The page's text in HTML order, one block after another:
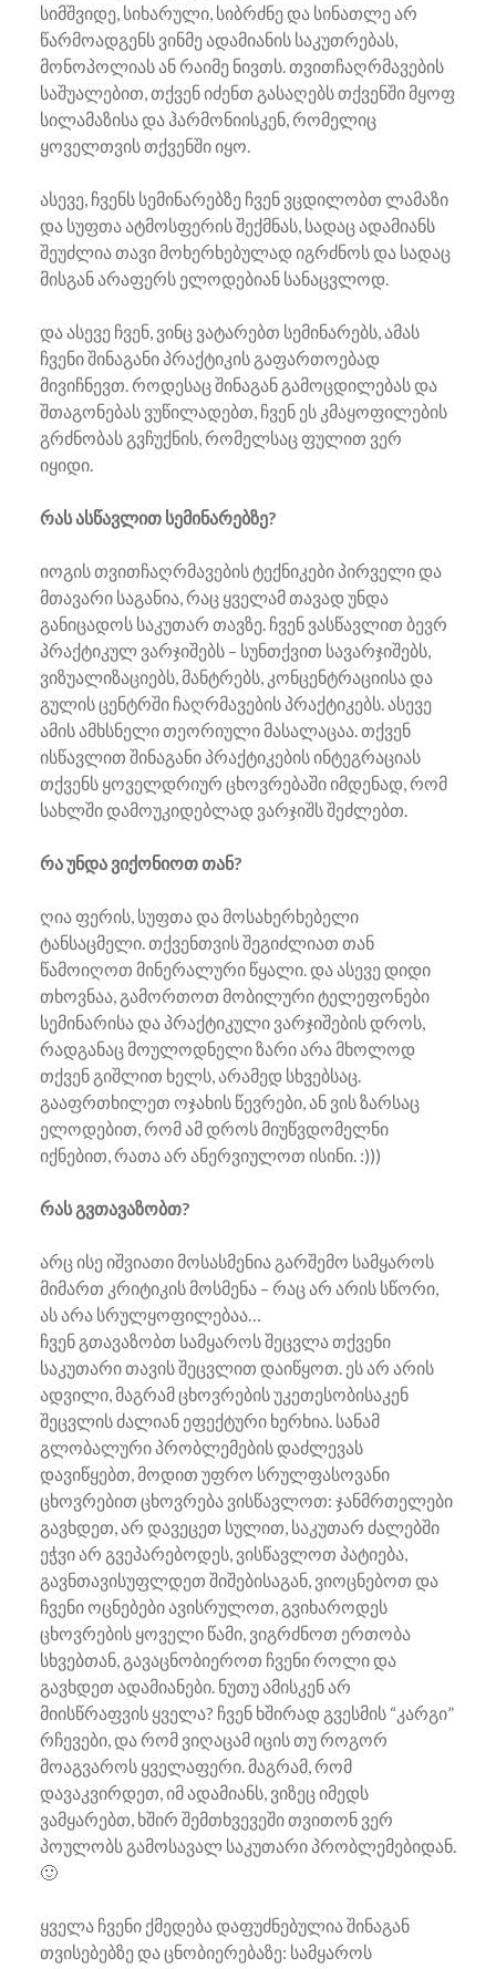
სიმშვიდე, სიხარული, სიბრძნე და სინათლე არ
წარმოადგენს ვინმე ადამიანის საკუთრებას,
მონოპოლიას ან რაიმე ნივთს. თვითჩაღრმავების
საშუალებით, თქვენ იძენთ გასაღებს თქვენში მყოფ
სილამაზისა და ჰარმონიისკენ, რომელიც
ყოველთვის თქვენში იყო.
ასევე, ჩვენს სემინარებზე ჩვენ ვცდილობთ ლამაზი
და სუფთა ატმოსფერის შექმნას, სადაც ადამიანს
შეუძლია თავი მოხერხებულად იგრძნოს და სადაც
მისგან არაფერს ელოდებიან სანაცვლოდ.
და ასევე ჩვენ, ვინც ვატარებთ სემინარებს, ამას
ჩვენი შინაგანი პრაქტიკის გაფართოებად
მივიჩნევთ. როდესაც შინაგან გამოცდილებას და
შთაგონებას ვუწილადებთ, ჩვენ ეს კმაყოფილების
გრძნობას გვჩუქნის, რომელსაც ფულით ვერ
იყიდი.
რას ასწავლით სემინარებზე?
იოგის თვითჩაღრმავების ტექნიკები პირველი და
მთავარი საგანია, რაც ყველამ თავად უნდა
განიცადოს საკუთარ თავზე. ჩვენ ვასწავლით ბევრ
პრაქტიკულ ვარჯიშებს – სუნთქვით სავარჯიშებს,
ვიზუალიზაციებს, მანტრებს, კონცენტრაციისა და
გულის ცენტრში ჩაღრმავების პრაქტიკებს. ასევე
ამის ამხსნელი თეორიული მასალაცაა. თქვენ
ისწავლით შინაგანი პრაქტიკების ინტეგრაციას
თქვენს ყოველდრიურ ცხოვრებაში იმდენად, რომ
სახლში დამოუკიდებლად ვარჯიშს შეძლებთ.
რა უნდა ვიქონიოთ თან?
ღია ფერის, სუფთა და მოსახერხებელი
ტანსაცმელი. თქვენთვის შეგიძლიათ თან
წამოიღოთ მინერალური წყალი. და ასევე დიდი
თხოვნაა, გამორთოთ მობილური ტელეფონები
სემინარისა და პრაქტიკული ვარჯიშების დროს,
რადგანაც მოულოდნელი ზარი არა მხოლოდ
თქვენ გიშლით ხელს, არამედ სხვებსაც.
გააფრთხილეთ ოჯახის წევრები, ან ვის ზარსაც
ელოდებით, რომ ამ დროს მიუწვდომელნი
იქნებით, რათა არ ანერვიულოთ ისინი. :)))
რას გვთავაზობთ?
არც ისე იშვიათი მოსასმენია გარშემო სამყაროს
მიმართ კრიტიკის მოსმენა – რაც არ არის სწორი,
ას არა სრულყოფილებაა…
ჩვენ გთავაზობთ სამყაროს შეცვლა თქვენი
საკუთარი თავის შეცვლით დაიწყოთ. ეს არ არის
ადვილი, მაგრამ ცხოვრების უკეთესობისაკენ
შეცვლის ძალიან ეფექტური ხერხია. სანამ
გლობალური პრობლემების დაძლევას
დავიწყებთ, მოდით უფრო სრულფასოვანი
ცხოვრებით ცხოვრება ვისწავლოთ: ჯანმრთელები
გავხდეთ, არ დავეცეთ სულით, საკუთარ ძალებში
ეჭვი არ გვეპარებოდეს, ვისწავლოთ პატიება,
გავნთავისუფლდეთ შიშებისაგან, ვიოცნებოთ და
ჩვენი ოცნებები ავისრულოთ, გვიხაროდეს
ცხოვრების ყოველი წამი, ვიგრძნოთ ერთობა
სხვებთან, გავაცნობიეროთ ჩვენი როლი და
გავხდეთ ადამიანები. ნუთუ ამისკენ არ
მიისწრაფვის ყველა? ჩვენ ხშირად გვესმის “კარგი”
რჩევები, და რომ ვიღაცამ იცის თუ როგორ
მოაგვაროს ყველაფერი. მაგრამ, რომ
დავაკვირდეთ, იმ ადამიანს, ვიზეც იმედს
ვამყარებთ, ხშირ შემთხვევეში თვითონ ვერ
პოულობს გამოსავალ საკუთარი პრობლემებიდან.
🙂
ყველა ჩვენი ქმედება დაფუძნებულია შინაგან
თვისებებზე და ცნობიერებაზე: სამყაროს